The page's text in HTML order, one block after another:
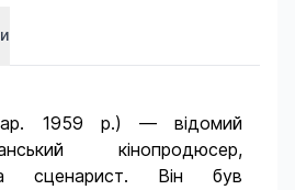
1959 р.) — відомий
кінопродюсер,
сценарист. Він був